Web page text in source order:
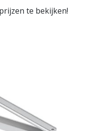
te bekijken!